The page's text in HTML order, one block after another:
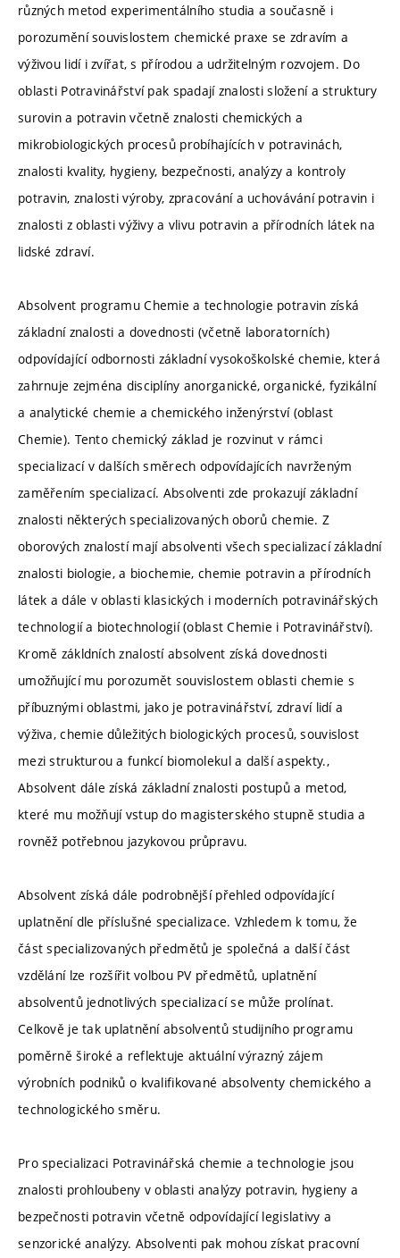
různých metod experimentálního studia a současně i
porozumění souvislostem chemické praxe se zdravím a
výživou lidí i zvířat, s přírodou a udržitelným rozvojem. Do
oblasti Potravinářství pak spadají znalosti složení a struktury
surovin a potravin včetně znalosti chemických a
mikrobiologických procesů probíhajících v potravinách,
znalosti kvality, hygieny, bezpečnosti, analýzy a kontroly
potravin, znalosti výroby, zpracování a uchovávání potravin i
znalosti z oblasti výživy a vlivu potravin a přírodních látek na
lidské zdraví.
Absolvent programu Chemie a technologie potravin získá
základní znalosti a dovednosti (včetně laboratorních)
odpovídající odbornosti základní vysokoškolské chemie, která
zahrnuje zejména disciplíny anorganické, organické, fyzikální
a analytické chemie a chemického inženýrství (oblast
Chemie). Tento chemický základ je rozvinut v rámci
specializací v dalších směrech odpovídajících navrženým
zaměřením specializací. Absolventi zde prokazují základní
znalosti některých specializovaných oborů chemie. Z
oborových znalostí mají absolventi všech specializací základní
znalosti biologie, a biochemie, chemie potravin a přírodních
látek a dále v oblasti klasických i moderních potravinářských
technologií a biotechnologií (oblast Chemie i Potravinářství).
Kromě zákldních znalostí absolvent získá dovednosti
umožňující mu porozumět souvislostem oblasti chemie s
příbuznými oblastmi, jako je potravinářství, zdraví lidí a
výživa, chemie důležitých biologických procesů, souvislost
mezi strukturou a funkcí biomolekul a další aspekty.,
Absolvent dále získá základní znalosti postupů a metod,
které mu možňují vstup do magisterského stupně studia a
rovněž potřebnou jazykovou průpravu.
Absolvent získá dále podrobnější přehled odpovídající
uplatnění dle příslušné specializace. Vzhledem k tomu, že
část specializovaných předmětů je společná a další část
vzdělání lze rozšířit volbou PV předmětů, uplatnění
absolventů jednotlivých specializací se může prolínat.
Celkově je tak uplatnění absolventů studijního programu
poměrně široké a reflektuje aktuální výrazný zájem
výrobních podniků o kvalifikované absolventy chemického a
technologického směru.
Pro specializaci Potravinářská chemie a technologie jsou
znalosti prohloubeny v oblasti analýzy potravin, hygieny a
bezpečnosti potravin včetně odpovídající legislativy a
senzorické analýzy. Absolventi pak mohou získat pracovní